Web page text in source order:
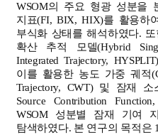
WSOM의 주요 형광 성분을
지표(FI, BIX, HIX)를 활용하
부식화 상태를 해석하였다.
확산 추적 모델(Hybrid
Integrated Trajectory,
이를 활용한 농도 가중 궤적
Trajectory, CWT) 및 잠재 소
Source Contribution
WSOM 성분별 잠재 기여
탐색하였다. 본 연구의 목적은